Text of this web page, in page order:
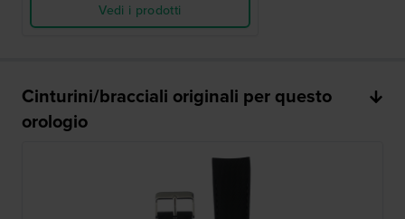
Vedi i prodotti
Cinturini/bracciali originali per questo
orologio